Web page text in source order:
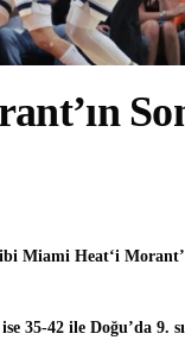
Miami Heat‘i
35-42 ile Doğu’da 9.